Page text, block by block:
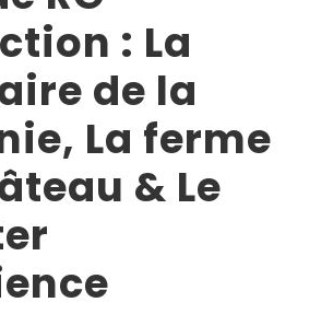
: La
de la
La ferme
& Le